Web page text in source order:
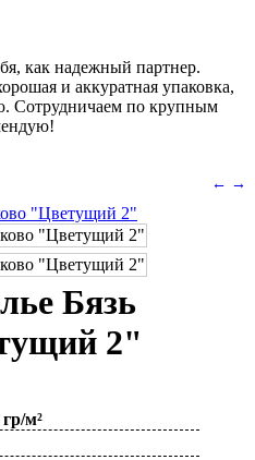
как надежный партнер.
и аккуратная упаковка,
Сотрудничаем по крупным
← →
Бязь
2"
м²